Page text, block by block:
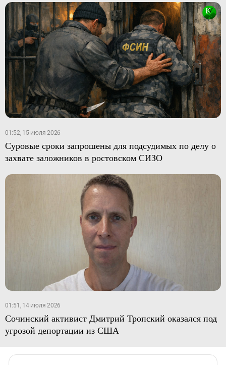
01:52, 15 июля 2026
Суровые сроки запрошены для подсудимых по делу о
захвате заложников в ростовском СИЗО
01:51, 14 июля 2026
Сочинский активист Дмитрий Тропский оказался под
угрозой депортации из США